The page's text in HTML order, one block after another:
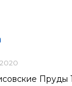
Пруды